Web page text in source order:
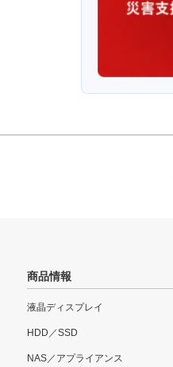
商品情報
液晶ディスプレイ
HDD／SSD
NAS／アプライアンス